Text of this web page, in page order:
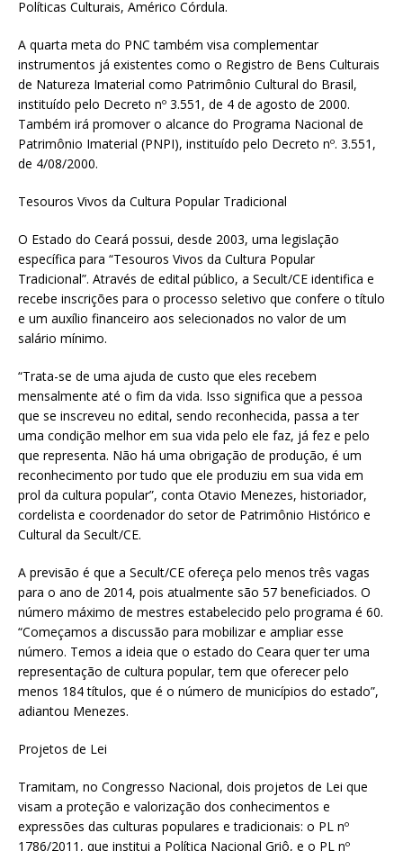
Políticas Culturais, Américo Córdula.
A quarta meta do PNC também visa complementar
instrumentos já existentes como o Registro de Bens Culturais
de Natureza Imaterial como Patrimônio Cultural do Brasil,
instituído pelo Decreto nº 3.551, de 4 de agosto de 2000.
Também irá promover o alcance do Programa Nacional de
Patrimônio Imaterial (PNPI), instituído pelo Decreto nº. 3.551,
de 4/08/2000.
Tesouros Vivos da Cultura Popular Tradicional
O Estado do Ceará possui, desde 2003, uma legislação
específica para “Tesouros Vivos da Cultura Popular
Tradicional”. Através de edital público, a Secult/CE identifica e
recebe inscrições para o processo seletivo que confere o título
e um auxílio financeiro aos selecionados no valor de um
salário mínimo.
“Trata-se de uma ajuda de custo que eles recebem
mensalmente até o fim da vida. Isso significa que a pessoa
que se inscreveu no edital, sendo reconhecida, passa a ter
uma condição melhor em sua vida pelo ele faz, já fez e pelo
que representa. Não há uma obrigação de produção, é um
reconhecimento por tudo que ele produziu em sua vida em
prol da cultura popular”, conta Otavio Menezes, historiador,
cordelista e coordenador do setor de Patrimônio Histórico e
Cultural da Secult/CE.
A previsão é que a Secult/CE ofereça pelo menos três vagas
para o ano de 2014, pois atualmente são 57 beneficiados. O
número máximo de mestres estabelecido pelo programa é 60.
“Começamos a discussão para mobilizar e ampliar esse
número. Temos a ideia que o estado do Ceara quer ter uma
representação de cultura popular, tem que oferecer pelo
menos 184 títulos, que é o número de municípios do estado”,
adiantou Menezes.
Projetos de Lei
Tramitam, no Congresso Nacional, dois projetos de Lei que
visam a proteção e valorização dos conhecimentos e
expressões das culturas populares e tradicionais: o PL nº
1786/2011, que institui a Política Nacional Griô, e o PL nº